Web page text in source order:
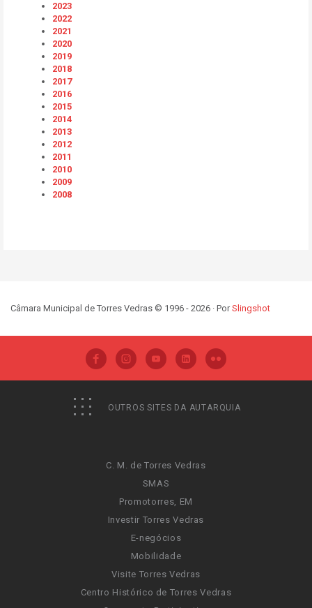
2023
2022
2021
2020
2019
2018
2017
2016
2015
2014
2013
2012
2011
2010
2009
2008
Câmara Municipal de Torres Vedras © 1996 - 2026 · PorSlingshot
OUTROS SITES DA AUTARQUIA
C. M. de Torres Vedras
SMAS
Promotorres, EM
Investir Torres Vedras
E-negócios
Mobilidade
Visite Torres Vedras
Centro Histórico de Torres Vedras